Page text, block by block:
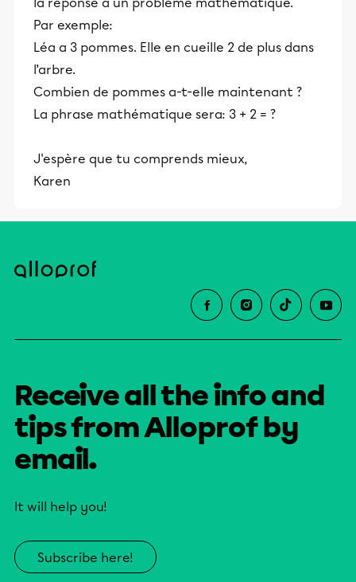
Par exemple:
Léa a 3 pommes. Elle en cueille 2 de plus dans
l’arbre.
Combien de pommes a-t-elle maintenant ?
La phrase mathématique sera: 3 + 2 = ?
J'espère que tu comprends mieux,
Karen
Receive all the info and
tips from Alloprof by
email.
It will help you!
Subscribe here!